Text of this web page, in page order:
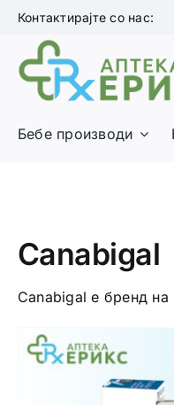
Skip
content
Контактирајте со нас:
Бебе производи
Canabigal
Canabigal е бренд на